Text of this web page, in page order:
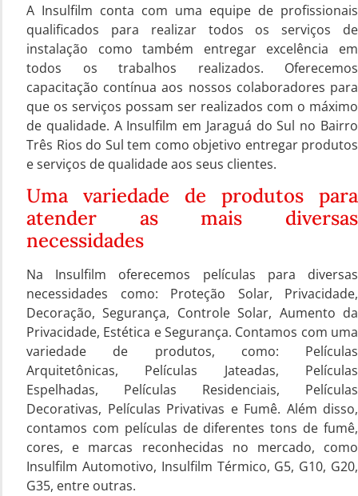
A Insulfilm conta com uma equipe de profissionais
qualificados para realizar todos os serviços de
instalação como também entregar excelência em
todos os trabalhos realizados. Oferecemos
capacitação contínua aos nossos colaboradores para
que os serviços possam ser realizados com o máximo
de qualidade. A Insulfilm em Jaraguá do Sul no Bairro
Três Rios do Sul tem como objetivo entregar produtos
e serviços de qualidade aos seus clientes.
Uma variedade de produtos para
atender as mais diversas
necessidades
Na Insulfilm oferecemos películas para diversas
necessidades como: Proteção Solar, Privacidade,
Decoração, Segurança, Controle Solar, Aumento da
Privacidade, Estética e Segurança. Contamos com uma
variedade de produtos, como: Películas
Arquitetônicas, Películas Jateadas, Películas
Espelhadas, Películas Residenciais, Películas
Decorativas, Películas Privativas e Fumê. Além disso,
contamos com películas de diferentes tons de fumê,
cores, e marcas reconhecidas no mercado, como
Insulfilm Automotivo, Insulfilm Térmico, G5, G10, G20,
G35, entre outras.